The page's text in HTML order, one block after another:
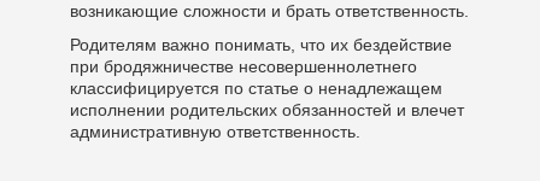
возникающие сложности и брать ответственность.
Родителям важно понимать, что их бездействие
при бродяжничестве несовершеннолетнего
классифицируется по статье о ненадлежащем
исполнении родительских обязанностей и влечет
административную ответственность.